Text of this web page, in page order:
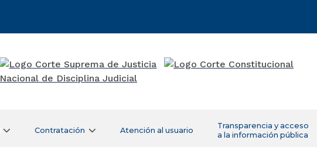
Contratación Atención al usuario
Transparencia y acceso
a la información pública